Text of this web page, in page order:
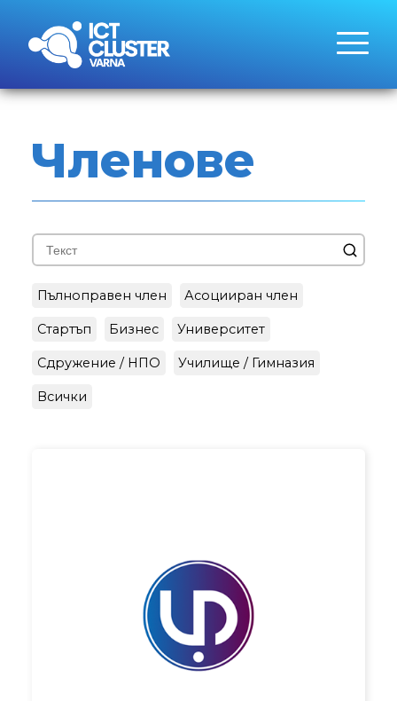
Членове
Пълноправен член Асоцииран член
Стартъп Бизнес Университет
Сдружение / НПО Училище / Гимназия
Всички